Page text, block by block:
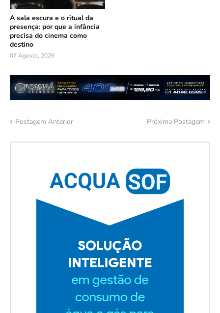
A sala escura e o ritual da
presença: por que a infância
precisa do cinema como
destino
07 Agosto, 2026
Postagem Anterior Próxima Postagem